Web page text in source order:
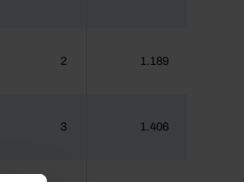
2 1.189
3 1.406